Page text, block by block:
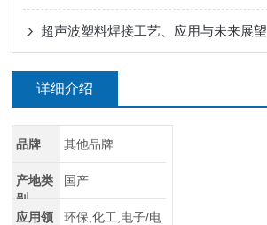
超声波塑料焊接工艺、应用与未来展望
详细介绍
品牌 其他品牌
产地类
别
国产
应用领
环保,化工,电子/电